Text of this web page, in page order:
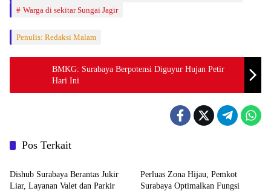
Warga di sekitar Sungai Jagir
Penulis: Redaksi Malam
BMKG: Surabaya Berpotensi Diguyur Hujan Petir
Hari Ini
Pos Terkait
Creative Writing
Dishub Surabaya Berantas Jukir
Liar, Layanan Valet dan Parkir
​Perluas Zona Hijau, Pemkot
Surabaya Optimalkan Fungsi